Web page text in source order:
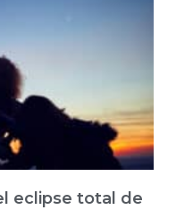
eclipse total de